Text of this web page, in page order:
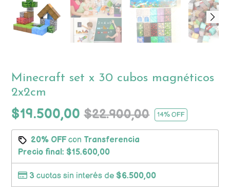
Minecraft set x 30 cubos magnéticos
2x2cm
$19.500,00$22.900,00 14% OFF
20% OFFcon Transferencia
Precio final: $15.600,00
3 cuotas sin interés de $6.500,00